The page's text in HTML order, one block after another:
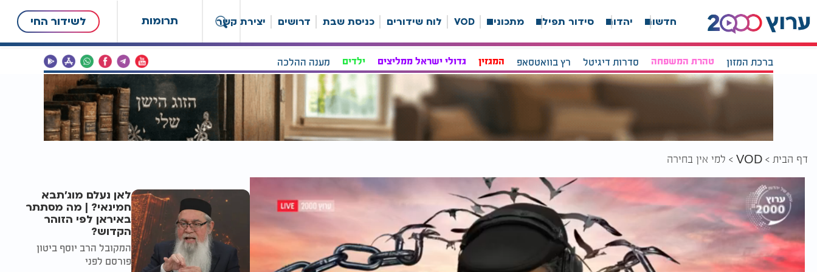
תרומות לשידור החי חדשות יהדות סידור תפילה מתכונים VOD לוח שידורים כניסת שבת דרושים יצירת קשר
ברכת המזון טהרת המשפחה סדרות דיגיטל רץ בוואטסאפ המגזין גדולי ישראל ממליצים ילדים מענה ההלכה
דף הבית VOD למי אין בחירה
לאן נעלם מוג'תבא
חמינאי? | מה מסתתר
באיראן לפי הזוהר
הקדוש?
המקובל הרב יוסף ביטון
פורסם לפני